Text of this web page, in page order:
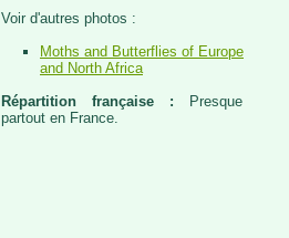
Voir d'autres photos :
Moths and Butterflies of Europe
and North Africa
Répartition française :
Presque
partout en France.